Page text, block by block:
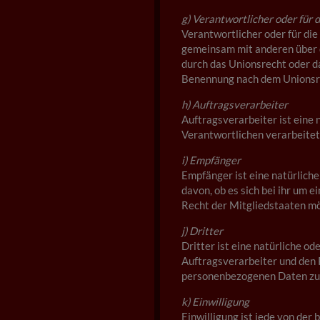
g) Verantwortlicher oder für
Verantwortlicher oder für
gemeinsam mit anderen
durch das Unionsrecht oder
Benennung nach dem
h) Auftragsverarbeiter
Auftragsverarbeiter ist eine
Verantwortlichen
i) Empfänger
Empfänger ist eine
davon, ob es sich bei ihr um
Recht der Mitgliedstaaten
j) Dritter
Dritter ist eine natürliche
Auftragsverarbeiter und den
personenbezogenen Daten
k) Einwilligung
Einwilligung ist jede von der